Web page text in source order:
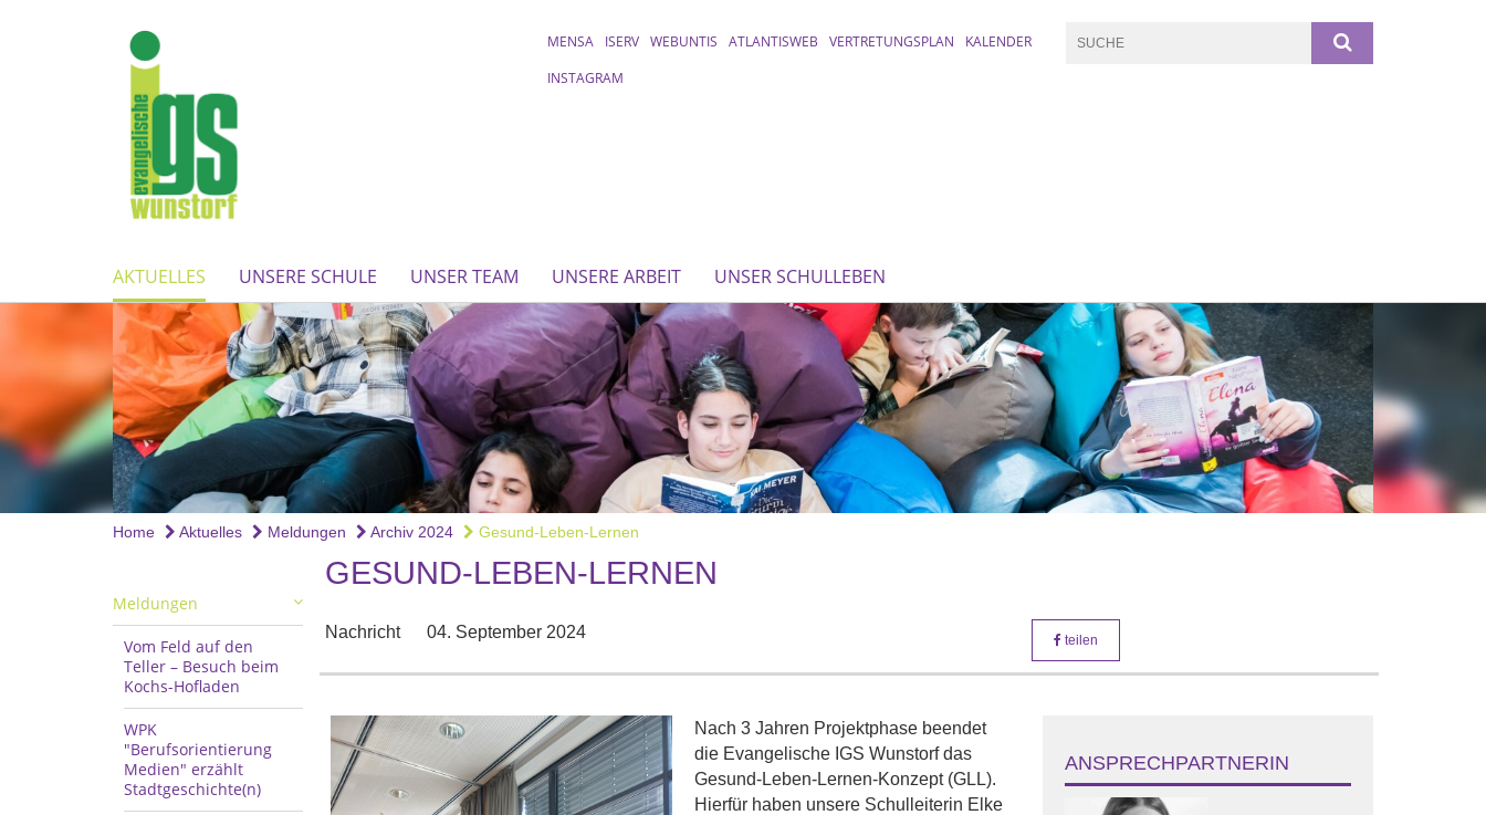
MENSA ISERV WEBUNTIS ATLANTISWEB VERTRETUNGSPLAN
KALENDER
INSTAGRAM
AKTUELLES UNSERE SCHULE UNSER TEAM UNSERE ARBEIT UNSER SCHULLEBEN
Home Aktuelles Meldungen Archiv 2024 Gesund-Leben-Lernen
Meldungen
Vom Feld auf den
Teller – Besuch beim
Kochs-Hofladen
WPK
"Berufsorientierung
Medien" erzählt
Stadtgeschichte(n)
GESUND-LEBEN-LERNEN
Nachricht 04. September 2024 teilen
Nach 3 Jahren Projektphase beendet
die Evangelische IGS Wunstorf das
Gesund-Leben-Lernen-Konzept (GLL).
Hierfür haben unsere Schulleiterin Elke
ANSPRECHPARTNERIN